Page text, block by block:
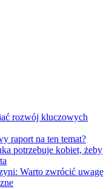
rozwój kluczowych
raport na ten temat?
potrzebuje kobiet, żeby
Warto zwrócić uwagę